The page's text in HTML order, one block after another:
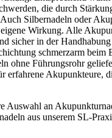
die durch
Silbernadeln oder
Wirkung. Alle
sicher in der
schmerzarm beim
ohne Führungsrohr
erfahrene Akupunkteure,
Auswahl an
aus unserem SL-